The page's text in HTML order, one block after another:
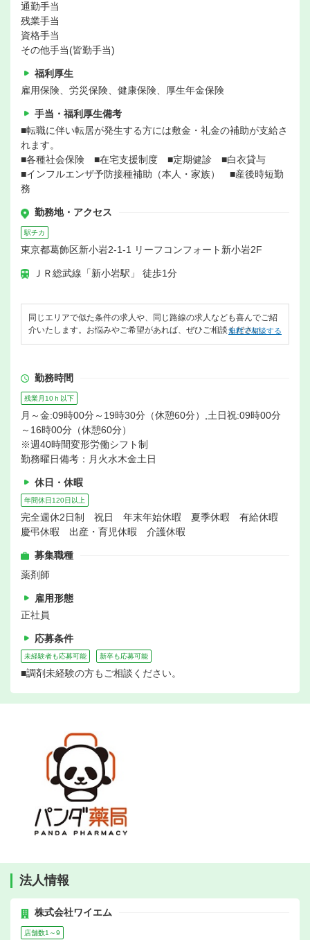
通勤手当
残業手当
資格手当
その他手当(皆勤手当)
福利厚生
雇用保険、労災保険、健康保険、厚生年金保険
手当・福利厚生備考
■転職に伴い転居が発生する方には敷金・礼金の補助が支給さ
れます。
■各種社会保険 ■在宅支援制度 ■定期健診 ■白衣貸与
■インフルエンザ予防接種補助（本人・家族） ■産後時短勤
務
勤務地・アクセス
駅チカ
東京都葛飾区新小岩2-1-1 リーフコンフォート新小岩2F
ＪＲ総武線「新小岩駅」 徒歩1分
同じエリアで似た条件の求人や、同じ路線の求人なども喜んでご紹
介いたします。お悩みやご希望があれば、ぜひご相談ください。
無料で相談する
勤務時間
残業月10ｈ以下
月～金:09時00分～19時30分（休憩60分）,土日祝:09時00分
～16時00分（休憩60分）
※週40時間変形労働シフト制
勤務曜日備考：月火水木金土日
休日・休暇
年間休日120日以上
完全週休2日制 祝日 年末年始休暇 夏季休暇 有給休暇
慶弔休暇 出産・育児休暇 介護休暇
募集職種
薬剤師
雇用形態
正社員
応募条件
未経験者も応募可能 新卒も応募可能
■調剤未経験の方もご相談ください。
法人情報
株式会社ワイエム
店舗数1～9